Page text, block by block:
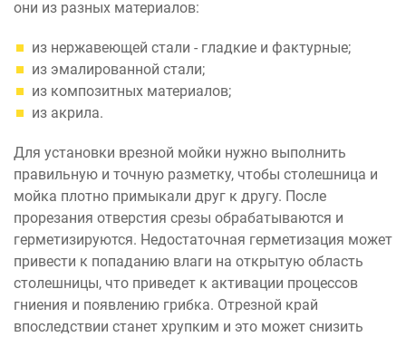
они из разных материалов:
из нержавеющей стали - гладкие и фактурные;
из эмалированной стали;
из композитных материалов;
из акрила.
Для установки врезной мойки нужно выполнить
правильную и точную разметку, чтобы столешница и
мойка плотно примыкали друг к другу. После
прорезания отверстия срезы обрабатываются и
герметизируются. Недостаточная герметизация может
привести к попаданию влаги на открытую область
столешницы, что приведет к активации процессов
гниения и появлению грибка. Отрезной край
впоследствии станет хрупким и это может снизить